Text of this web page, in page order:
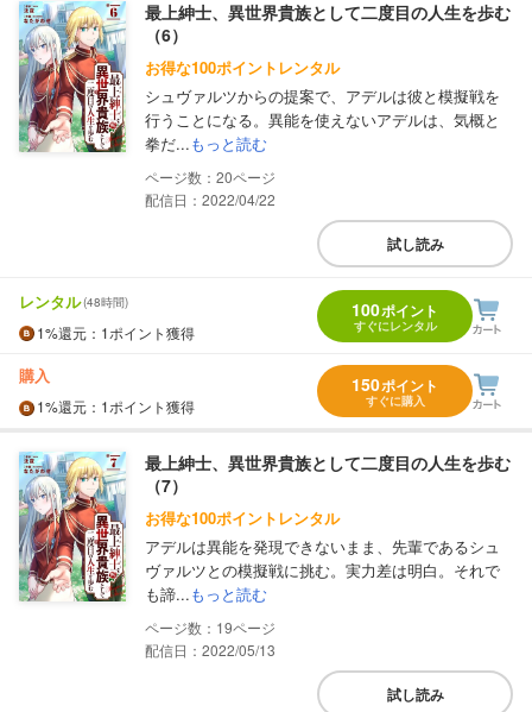
最上紳士、異世界貴族として二度目の人生を歩む
（6）
お得な100ポイントレンタル
シュヴァルツからの提案で、アデルは彼と模擬戦を
行うことになる。異能を使えないアデルは、気概と
拳だ...もっと読む
20
配信日：2022/04/22
試し読み
レンタル(48時間)
1%還元 ：1ポイント獲得
100ポイント
すぐにレンタル
購入
1%還元 ：1ポイント獲得
150ポイント
すぐに購入
最上紳士、異世界貴族として二度目の人生を歩む
（7）
お得な100ポイントレンタル
アデルは異能を発現できないまま、先輩であるシュ
ヴァルツとの模擬戦に挑む。実力差は明白。それで
も諦...もっと読む
19
配信日：2022/05/13
試し読み